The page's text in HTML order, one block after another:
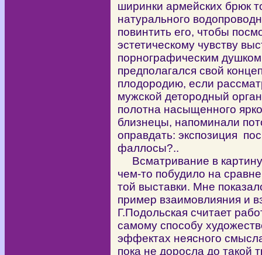
ширинки армейских брюк
натурального
повинтить его, чтобы
эстетическому чувству
порнографическим
предполагался свой
плодородию, если
мужской детородный
полотна насыщенного
близнецы, напоминали
оправдать: экспозиция
фаллосы?..
Всматривание в
чем-то побудило на
той выставки. Мне
пример взаимовлияния и
Г.Подольская считает
самому способу
эффектах неясного
пока не доросла до такой